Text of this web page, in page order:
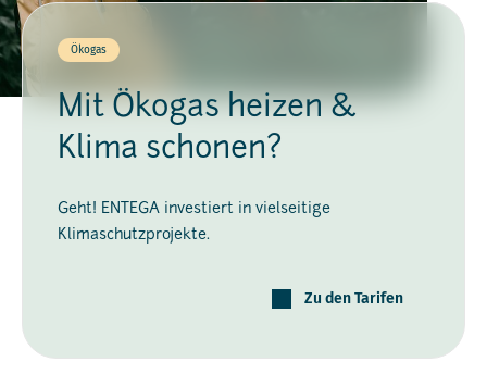
Ökogas
Mit Ökogas heizen &
Klima schonen?
Geht! ENTEGA investiert in vielseitige
Klimaschutzprojekte.
Zu den Tarifen